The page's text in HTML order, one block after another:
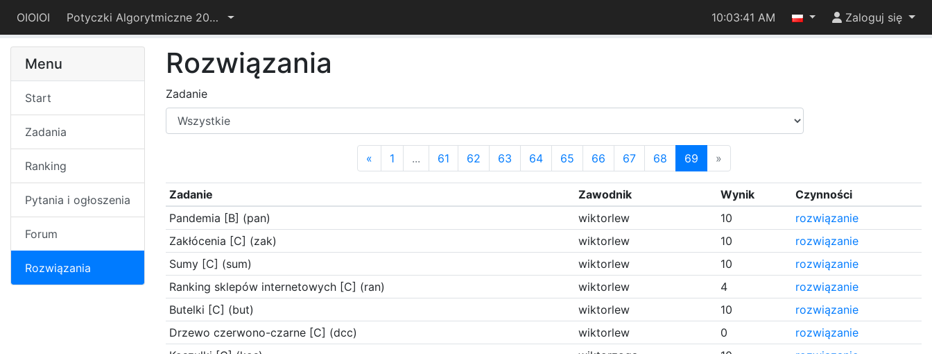
OIOIOI Potyczki Algorytmiczne 2021 10:03:41 AM Zaloguj się
Menu
Start
Zadania
Ranking
Pytania i ogłoszenia
Forum
Rozwiązania
Rozwiązania
Zadanie
« 1 ... 61 62 63 64 65 66 67 68 69 »
Zadanie Zawodnik Wynik
Czynności
Pandemia [B] (pan)
wiktorlew 10
rozwiązanie
Zakłócenia [C] (zak)
wiktorlew 10
rozwiązanie
Sumy [C] (sum)
wiktorlew 10
rozwiązanie
Ranking sklepów internetowych [C] (ran)
wiktorlew 4
rozwiązanie
Butelki [C] (but)
wiktorlew 10
rozwiązanie
Drzewo czerwono-czarne [C] (dcc)
wiktorlew 0
rozwiązanie